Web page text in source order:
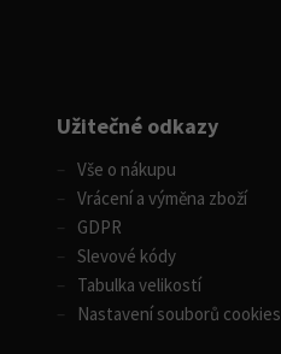
Užitečné odkazy
Vše o nákupu
Vrácení a výměna zboží
GDPR
Slevové kódy
Tabulka velikostí
Nastavení souborů cookies